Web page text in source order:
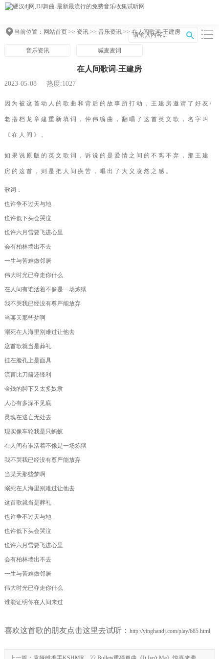
当前位置： 网站首页>> 资讯>> 音乐资讯>> 在人间歌词-王建房
音乐资讯 喊麦麦词
在人间歌词-王建房
2023-05-08 热度:1027
因为被这首动人的歌曲和背后的故事所打动，王建房邀请了好友/
老搭档龙章建重新填词，仲伟编曲，翻唱了这首英文歌，名字叫
《在人间》。
如果说原版的英文歌词，诉说的是爱情之间的不离不弃，那王建
房的这首，则是把人间疾苦，唱出了大义凌然之感。
歌词：
也许争不过天与地
也许低下头会哭泣
也许六月雪要飞进心里
会有柏林墙出不去
一生与苦难做邻居
伟大时光已夺走你什么
在人间有谁活着不像是一场炼狱
我不哭我已经没有尊严能放弃
当某天那些梦啊
溺死在人海里别难过让他去
这首歌就当是葬礼
挂在脸孔上是面具
流言比刀箭还锋利
金钱的脚下又太多奴隶
人心有多深不见底
灵魂在逃亡无处去
现实像车轮我是只蚂蚁
在人间有谁活着不像是一场炼狱
我不哭我已经没有尊严能放弃
当某天那些梦啊
溺死在人海里别难过让他去
这首歌就当是葬礼
也许争不过天与地
也许低下头会哭泣
也许六月雪要飞进心里
会有柏林墙出不去
一生与苦难做邻居
伟大时光已夺走你什么
谁能证明你在人间来过
喜欢这首歌的朋友点击这里去试听： http://yinghandj.com/play/685.html